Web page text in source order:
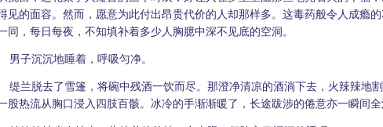
见的面容。然而，愿意为此付出昂贵代价的人却那样多。这毒药般令人成瘾
同，每日每夜，不知填补着多少人胸臆中深不见底的空洞。
男子沉沉地睡着，呼吸匀净。
缇兰脱去了雪篷，将碗中残酒一饮而尽。那澄净清凉的酒淌下去，火辣辣地割
股热流从胸口浸入四肢百骸。冰冷的手渐渐暖了，长途跋涉的倦意亦一瞬间全